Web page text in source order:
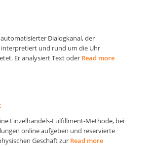
Dialogkanal, der
interpretiert und rund um die Uhr
Er analysiert Text oder Read more
Einzelhandels-Fulfillment-Methode, bei
online aufgeben und reservierte
Geschäft zur Read more